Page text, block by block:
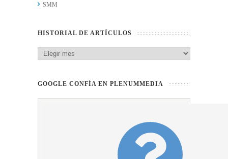
SMM
HISTORIAL DE ARTÍCULOS
GOOGLE CONFÍA EN PLENUMMEDIA